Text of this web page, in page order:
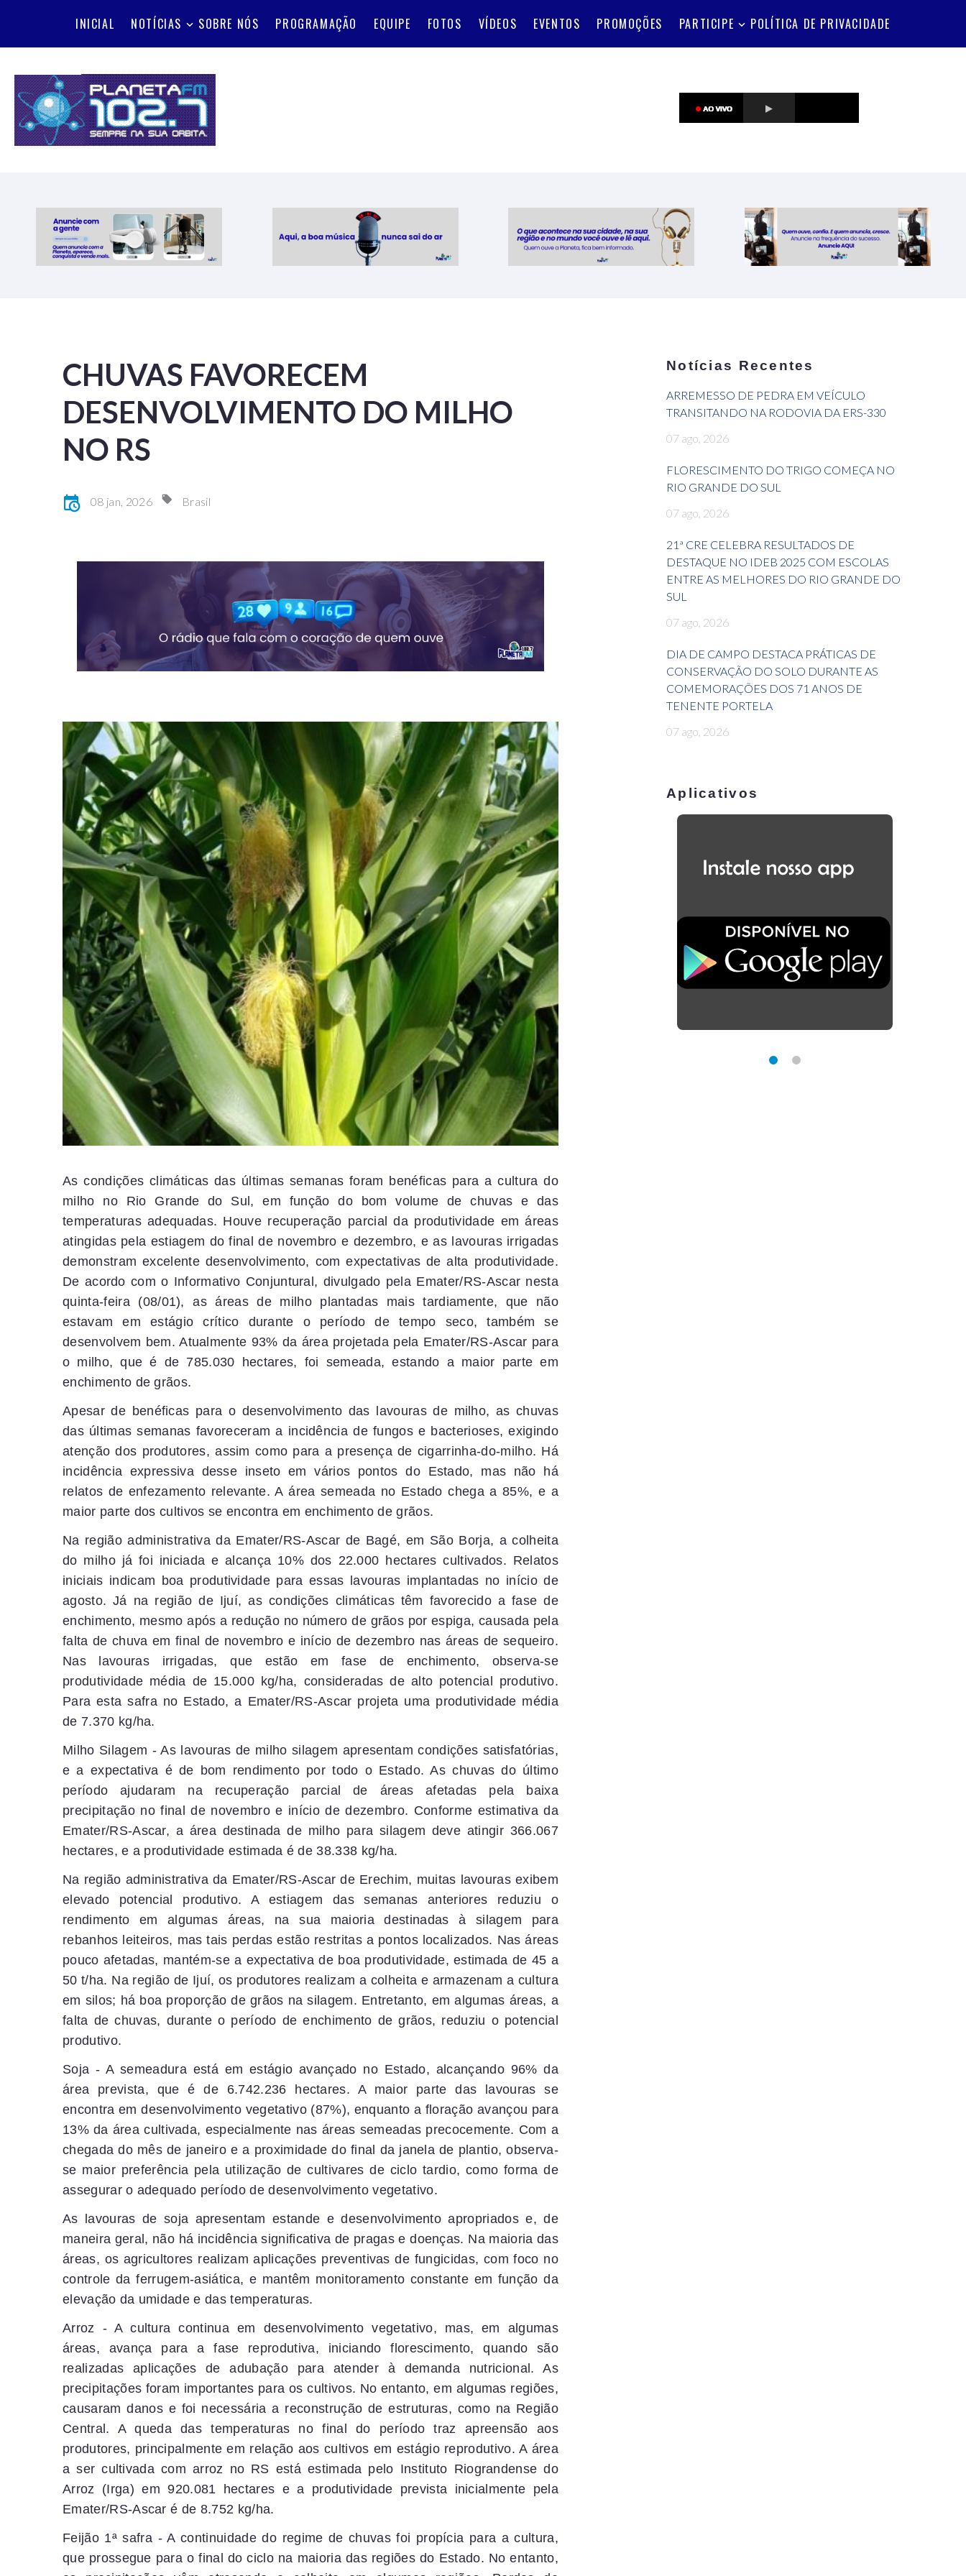
INICIAL NOTÍCIAS SOBRE NÓS PROGRAMAÇÃO EQUIPE FOTOS VÍDEOS EVENTOS PROMOÇÕES PARTICIPE POLÍTICA DE PRIVACIDADE
CHUVAS FAVORECEM
DESENVOLVIMENTO DO MILHO
NO RS
08 jan, 2026 Brasil
As condições climáticas das últimas semanas foram benéficas para a cultura do
milho no Rio Grande do Sul, em função do bom volume de chuvas e das
temperaturas adequadas. Houve recuperação parcial da produtividade em áreas
atingidas pela estiagem do final de novembro e dezembro, e as lavouras irrigadas
demonstram excelente desenvolvimento, com expectativas de alta produtividade.
De acordo com o Informativo Conjuntural, divulgado pela Emater/RS-Ascar nesta
quinta-feira (08/01), as áreas de milho plantadas mais tardiamente, que não
estavam em estágio crítico durante o período de tempo seco, também se
desenvolvem bem. Atualmente 93% da área projetada pela Emater/RS-Ascar para
o milho, que é de 785.030 hectares, foi semeada, estando a maior parte em
enchimento de grãos.
Apesar de benéficas para o desenvolvimento das lavouras de milho, as chuvas
das últimas semanas favoreceram a incidência de fungos e bacterioses, exigindo
atenção dos produtores, assim como para a presença de cigarrinha-do-milho. Há
incidência expressiva desse inseto em vários pontos do Estado, mas não há
relatos de enfezamento relevante. A área semeada no Estado chega a 85%, e a
maior parte dos cultivos se encontra em enchimento de grãos.
Na região administrativa da Emater/RS-Ascar de Bagé, em São Borja, a colheita
do milho já foi iniciada e alcança 10% dos 22.000 hectares cultivados. Relatos
iniciais indicam boa produtividade para essas lavouras implantadas no início de
agosto. Já na região de Ijuí, as condições climáticas têm favorecido a fase de
enchimento, mesmo após a redução no número de grãos por espiga, causada pela
falta de chuva em final de novembro e início de dezembro nas áreas de sequeiro.
Nas lavouras irrigadas, que estão em fase de enchimento, observa-se
produtividade média de 15.000 kg/ha, consideradas de alto potencial produtivo.
Para esta safra no Estado, a Emater/RS-Ascar projeta uma produtividade média
de 7.370 kg/ha.
Milho Silagem - As lavouras de milho silagem apresentam condições satisfatórias,
e a expectativa é de bom rendimento por todo o Estado. As chuvas do último
período ajudaram na recuperação parcial de áreas afetadas pela baixa
precipitação no final de novembro e início de dezembro. Conforme estimativa da
Emater/RS-Ascar, a área destinada de milho para silagem deve atingir 366.067
hectares, e a produtividade estimada é de 38.338 kg/ha.
Na região administrativa da Emater/RS-Ascar de Erechim, muitas lavouras exibem
elevado potencial produtivo. A estiagem das semanas anteriores reduziu o
rendimento em algumas áreas, na sua maioria destinadas à silagem para
rebanhos leiteiros, mas tais perdas estão restritas a pontos localizados. Nas áreas
pouco afetadas, mantém-se a expectativa de boa produtividade, estimada de 45 a
50 t/ha. Na região de Ijuí, os produtores realizam a colheita e armazenam a cultura
em silos; há boa proporção de grãos na silagem. Entretanto, em algumas áreas, a
falta de chuvas, durante o período de enchimento de grãos, reduziu o potencial
produtivo.
Soja - A semeadura está em estágio avançado no Estado, alcançando 96% da
área prevista, que é de 6.742.236 hectares. A maior parte das lavouras se
encontra em desenvolvimento vegetativo (87%), enquanto a floração avançou para
13% da área cultivada, especialmente nas áreas semeadas precocemente. Com a
chegada do mês de janeiro e a proximidade do final da janela de plantio, observa-
se maior preferência pela utilização de cultivares de ciclo tardio, como forma de
assegurar o adequado período de desenvolvimento vegetativo.
As lavouras de soja apresentam estande e desenvolvimento apropriados e, de
maneira geral, não há incidência significativa de pragas e doenças. Na maioria das
áreas, os agricultores realizam aplicações preventivas de fungicidas, com foco no
controle da ferrugem-asiática, e mantêm monitoramento constante em função da
elevação da umidade e das temperaturas.
Arroz - A cultura continua em desenvolvimento vegetativo, mas, em algumas
áreas, avança para a fase reprodutiva, iniciando florescimento, quando são
realizadas aplicações de adubação para atender à demanda nutricional. As
precipitações foram importantes para os cultivos. No entanto, em algumas regiões,
causaram danos e foi necessária a reconstrução de estruturas, como na Região
Central. A queda das temperaturas no final do período traz apreensão aos
produtores, principalmente em relação aos cultivos em estágio reprodutivo. A área
a ser cultivada com arroz no RS está estimada pelo Instituto Riograndense do
Arroz (Irga) em 920.081 hectares e a produtividade prevista inicialmente pela
Emater/RS-Ascar é de 8.752 kg/ha.
Feijão 1ª safra - A continuidade do regime de chuvas foi propícia para a cultura,
que prossegue para o final do ciclo na maioria das regiões do Estado. No entanto,
Notícias Recentes
ARREMESSO DE PEDRA EM VEÍCULO
TRANSITANDO NA RODOVIA DA ERS-330
07 ago, 2026
FLORESCIMENTO DO TRIGO COMEÇA NO
RIO GRANDE DO SUL
07 ago, 2026
21ª CRE CELEBRA RESULTADOS DE
DESTAQUE NO IDEB 2025 COM ESCOLAS
ENTRE AS MELHORES DO RIO GRANDE DO
SUL
07 ago, 2026
DIA DE CAMPO DESTACA PRÁTICAS DE
CONSERVAÇÃO DO SOLO DURANTE AS
COMEMORAÇÕES DOS 71 ANOS DE
TENENTE PORTELA
07 ago, 2026
Aplicativos